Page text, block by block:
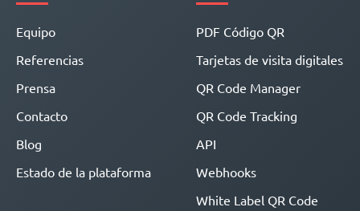
Equipo
Referencias
Prensa
Contacto
Blog
Estado de la plataforma
PDF Código QR
Tarjetas de visita digitales
QR Code Manager
QR Code Tracking
API
Webhooks
White Label QR Code